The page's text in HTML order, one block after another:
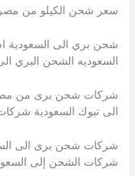
سعر شحن الكيلو من
شحن بري الى السعودية
السعوديه الشحن البري
شركات شحن برى من
الى تبوك السعودية
شركات شحن برى الى
شركات الشحن إلى